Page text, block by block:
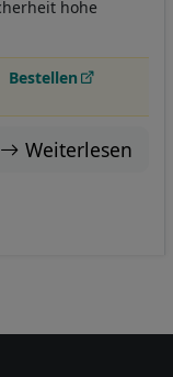
hohe
Bestellen
Weiterlesen